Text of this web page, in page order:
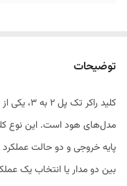
توضیحات
کلید راکر
مدل‌های هود است. این نوع
پایه خروجی و دو حالت
بین دو مدار یا انتخاب یک